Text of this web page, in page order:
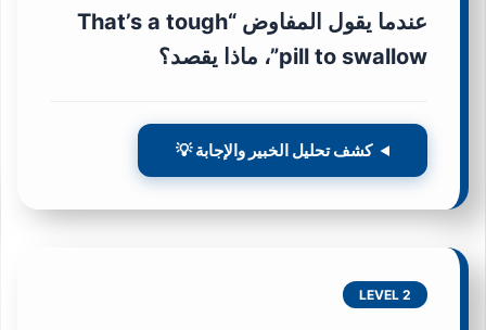
عندما يقول المفاوض “That’s a tough
pill to swallow”، ماذا يقصد؟
كشف تحليل الخبير والإجابة 💡
LEVEL 2